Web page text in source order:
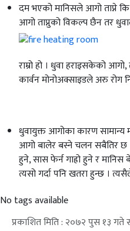
दम भएको मानिसले आगो ताप्ने
आगो ताप्नुको विकल्प छैन तर
राम्रो हो । धुवा हराइसकेको
कार्वन मोनोअक्साइडले अरु रोग
धुवायुक्त आगोका कारण सामान्य
आगो बालेर बस्ने चलन सबैतिर छ
हुने, सास फेर्न गाह्रो हुने र
त्यसो गर्दा पनि खतरा हुन्छ ।
No tags available
प्रकाशित मिति : २०७२ पुस १३ गते